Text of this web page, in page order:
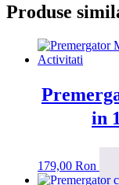
Produse
in
179,00 Ron